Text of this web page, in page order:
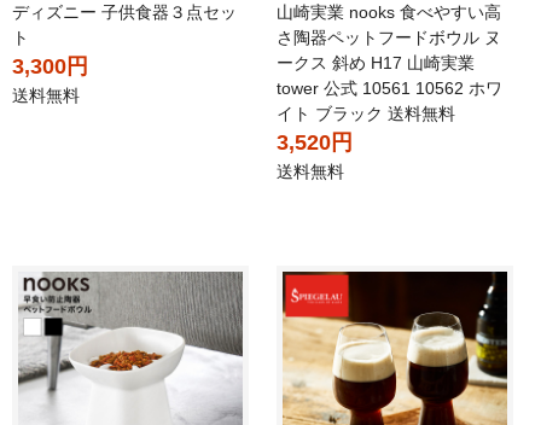
ディズニー 子供食器３点セッ
ト
3,300円
送料無料
山崎実業 nooks 食べやすい高
さ陶器ペットフードボウル ヌ
ークス 斜め H17 山崎実業
tower 公式 10561 10562 ホワ
イト ブラック 送料無料
3,520円
送料無料